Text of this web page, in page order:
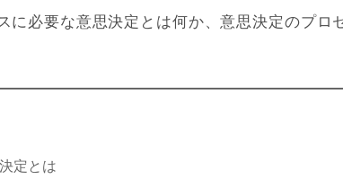
に必要な意思決定とは何か、意思決定のプロ
定とは